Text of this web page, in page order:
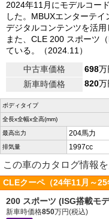
2024年11月にモデルコー
した。MBUXエンターテイ
デジタルコンテンツを活用
また、CLE 200 スポーツ
ている。（2024.11）
中古車価格
698万
新車時価格
820万
ボディタイプ
全長x全幅x全高(mm)
最高出力 204馬力
排気量 1997cc
この車のカタログ情報
CLEクーペ（24年11月～
200 スポーツ (ISG搭載モ
新車時価格850万円(税込)